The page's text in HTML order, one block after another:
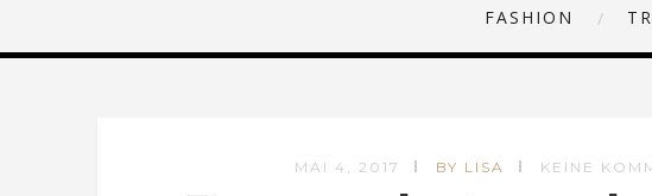
FASHION
MAI 4, 2017 BY LISA KEINE